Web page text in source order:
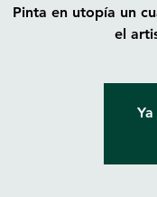
Pinta en utopía un
el